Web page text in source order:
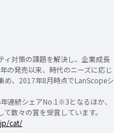
ィ対策の課題を解決し、企業成長
の発売以来、時代のニーズに応じ
め、2017年8月時点でLanScopeシ
連続シェアNo.1 ※3となるほか、
数々の賞を受賞しています。
cat/